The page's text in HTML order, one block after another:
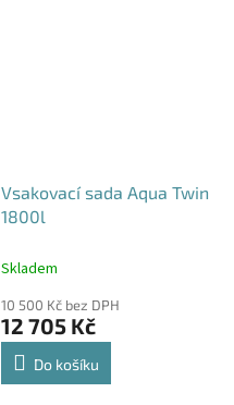
Vsakovací sada Aqua Twin
1800l
Skladem
10 500 Kč bez DPH
12 705 Kč
Do košíku